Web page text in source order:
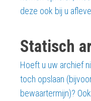
deze ook bij u
Statisch
Hoeft u uw archief
toch opslaan
bewaartermijn)?